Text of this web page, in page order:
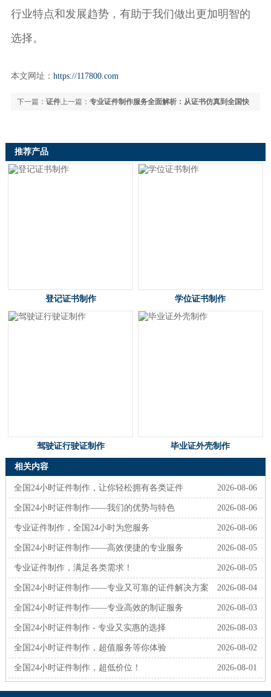
行业特点和发展趋势，有助于我们做出更加明智的
选择。
本文网址： https://117800.com
上一篇：专业证件制作服务全面解析：从证书仿真到全国快
下一篇： 证件
推荐产品
登记证书制作 学位证书制作
驾驶证行驶证制作 毕业证外壳制作
相关内容
2026-08-06
全国24小时证件制作，让你轻松拥有各类证件
2026-08-06
全国24小时证件制作——我们的优势与特色
2026-08-06
专业证件制作，全国24小时为您服务
2026-08-05
全国24小时证件制作——高效便捷的专业服务
2026-08-05
专业证件制作，满足各类需求！
2026-08-04
全国24小时证件制作——专业又可靠的证件解决方案
2026-08-03
全国24小时证件制作——专业高效的制证服务
2026-08-03
全国24小时证件制作 - 专业又实惠的选择
2026-08-02
全国24小时证件制作，超值服务等你体验
2026-08-01
全国24小时证件制作，超低价位！